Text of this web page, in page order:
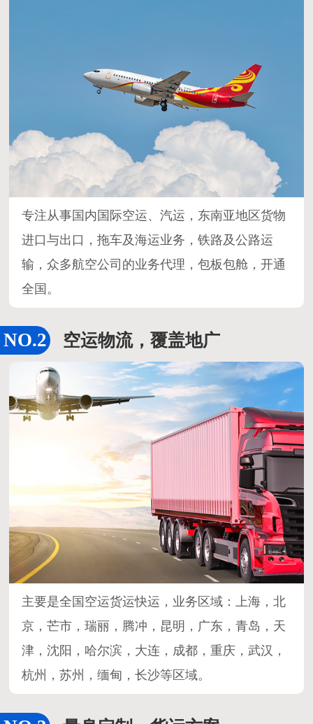
专注从事国内国际空运、汽运，东南亚地区货物
进口与出口，拖车及海运业务，铁路及公路运
输，众多航空公司的业务代理，包板包舱，开通
全国。
空运物流，覆盖地广
主要是全国空运货运快运，业务区域：上海，北
京，芒市，瑞丽，腾冲，昆明，广东，青岛，天
津，沈阳，哈尔滨，大连，成都，重庆，武汉，
杭州，苏州，缅甸，长沙等区域。